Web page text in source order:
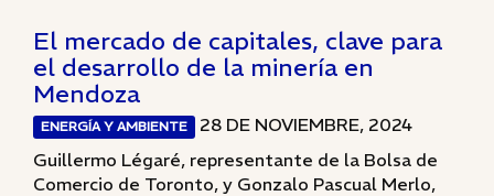
El mercado de capitales, clave para
el desarrollo de la minería en
Mendoza
ENERGÍA Y AMBIENTE
28 DE NOVIEMBRE, 2024
Guillermo Légaré, representante de la Bolsa de
Comercio de Toronto, y Gonzalo Pascual Merlo,